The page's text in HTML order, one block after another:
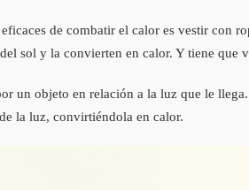
de combatir el calor es vestir con
sol y la convierten en calor. Y tiene que
un objeto en relación a la luz que le
la luz, convirtiéndola en calor.